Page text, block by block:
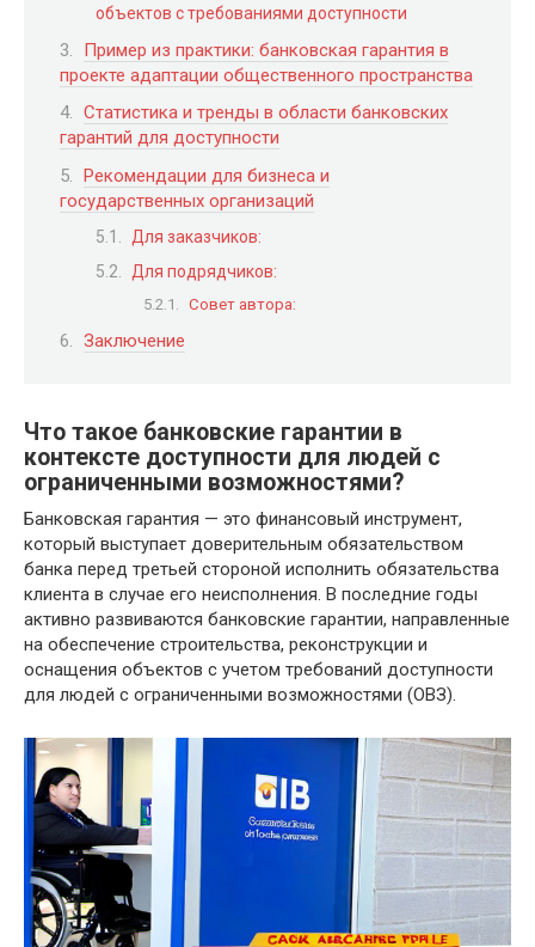
объектов с требованиями доступности
Пример из практики: банковская гарантия в
проекте адаптации общественного пространства
Статистика и тренды в области банковских
гарантий для доступности
Рекомендации для бизнеса и
государственных организаций
Для заказчиков:
Для подрядчиков:
Совет автора:
Заключение
Что такое банковские гарантии в
контексте доступности для людей с
ограниченными возможностями?
Банковская гарантия — это финансовый инструмент,
который выступает доверительным обязательством
банка перед третьей стороной исполнить обязательства
клиента в случае его неисполнения. В последние годы
активно развиваются банковские гарантии, направленные
на обеспечение строительства, реконструкции и
оснащения объектов с учетом требований доступности
для людей с ограниченными возможностями (ОВЗ).